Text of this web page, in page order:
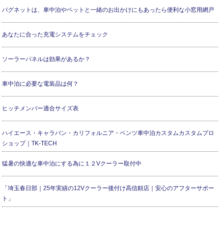
バグネットは、車中泊やペットと一緒のお出かけにもあったら便利な小窓用網戸
あなたに合った充電システムをチェック
ソーラーパネルは効果があるか？
車中泊に必要な電装品は何？
ヒッチメンバー適合サイズ表
ハイエース・キャラバン・カリフォルニア・ベンツ車中泊カスタムカスタムプロ
ショップ｜TK-TECH
猛暑の快適な車中泊にする為に１２Vクーラー取付中
「埼玉春日部｜25年実績の12Vクーラー後付け高信頼店｜安心のアフターサポー
ト」